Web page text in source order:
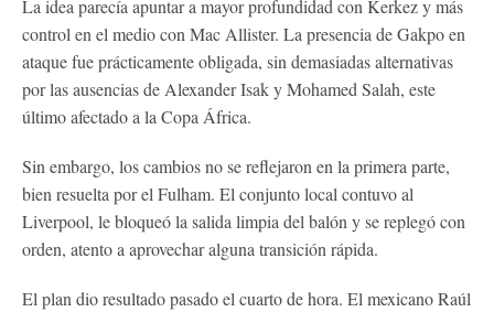
La idea parecía apuntar a mayor profundidad con Kerkez y más
control en el medio con Mac Allister. La presencia de Gakpo en
ataque fue prácticamente obligada, sin demasiadas alternativas
por las ausencias de Alexander Isak y Mohamed Salah, este
último afectado a la Copa África.
Sin embargo, los cambios no se reflejaron en la primera parte,
bien resuelta por el Fulham. El conjunto local contuvo al
Liverpool, le bloqueó la salida limpia del balón y se replegó con
orden, atento a aprovechar alguna transición rápida.
El plan dio resultado pasado el cuarto de hora. El mexicano Raúl